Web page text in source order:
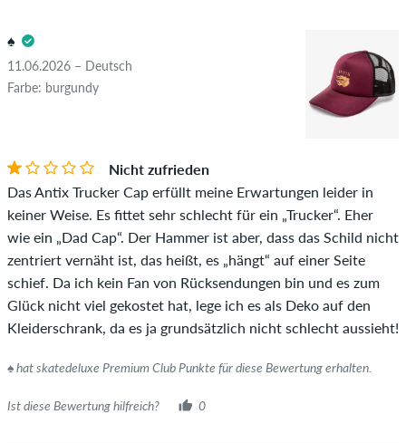
beleidigenden oder obszönen Inhalten sowie Bewertungen,
die geltendes Recht oder Urheberrechte verletzen oder Spam
und Fremdwerbung enthalten, werden nicht veröffentlicht.
Die Sternebewertung des Artikels ist der Durchschnitt aller
Ob die Bewertung von einer Person stammt, die diesen
Artikel wirklich gekauft hat, erkennst du am grünen Haken
neben dem Namen mit dem Zusatz "Verifizierter Kauf". Bei
diesen Personen wurde der Kauf anhand ihrer Bestellungen
überprüft. Bei Bewertungen ohne grünen Haken, können wir
leider nicht garantieren, dass die Personen den Artikel
wirklich besitzen oder besessen haben.
♠️
11.06.2026 – Deutsch
Farbe: burgundy
Nicht zufrieden
Das Antix Trucker Cap erfüllt meine Erwartungen leider in
keiner Weise. Es fittet sehr schlecht für ein „Trucker“. Eher
wie ein „Dad Cap“. Der Hammer ist aber, dass das Schild nicht
zentriert vernäht ist, das heißt, es „hängt“ auf einer Seite
schief. Da ich kein Fan von Rücksendungen bin und es zum
Glück nicht viel gekostet hat, lege ich es als Deko auf den
Kleiderschrank, da es ja grundsätzlich nicht schlecht aussieht!
♠️ hat skatedeluxe Premium Club Punkte für diese Bewertung erhalten.
Ist diese Bewertung hilfreich? 0